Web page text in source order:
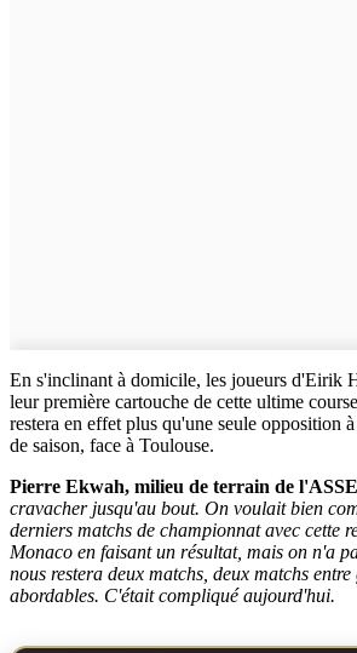
En s'inclinant à domicile, les joueurs d'Eirik
leur première cartouche de cette ultime
restera en effet plus qu'une seule opposition
de saison, face à Toulouse.
Pierre Ekwah, milieu de terrain de
cravacher jusqu'au bout. On voulait bien
derniers matchs de championnat avec cette
Monaco en faisant un résultat, mais on n'a
nous restera deux matchs, deux matchs
abordables. C'était compliqué aujourd'hui.